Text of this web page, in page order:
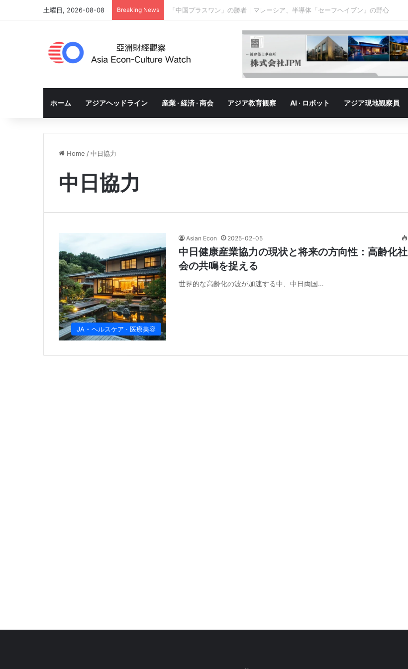
土曜日, 2026-08-08 Breaking News 「中国プラスワン」の勝者｜ベトナム、「最大の勝者」が抱える成長の悩み
ホーム アジアヘッドライン 産業 · 経済 · 商会 アジア教育観察 AI · ロボット アジア現地観察員
Home /中日協力
中日協力
JA - ヘルスケア · 医療美容
Asian Econ 2025-02-05
中日健康産業協力の現状と将来の方向性：高齢化社
会の共鳴を捉える
世界的な高齢化の波が加速する中、中日両国…